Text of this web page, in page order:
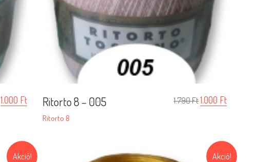
1.000 Ft Ritorto 8 – 005
Ritorto 8
1.790Ft1.000 Ft
Akció! Akció!